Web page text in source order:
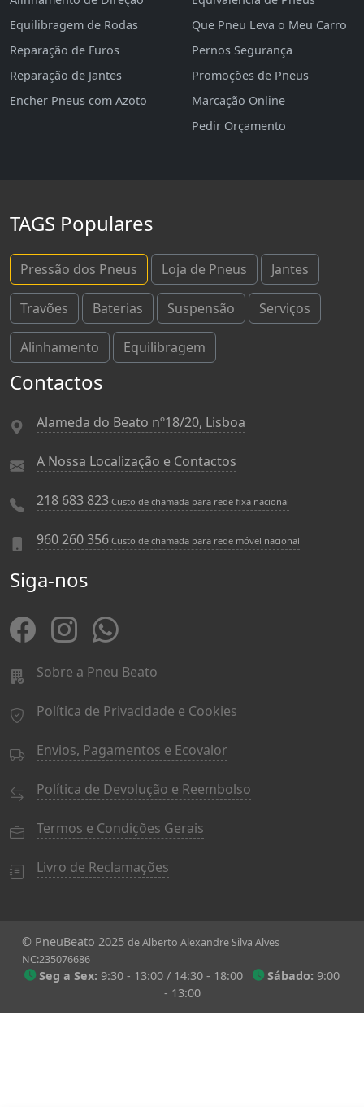
Equilibragem de Rodas
Reparação de Furos
Reparação de Jantes
Encher Pneus com Azoto
Que Pneu Leva o Meu Carro
Pernos Segurança
Promoções de Pneus
Marcação Online
Pedir Orçamento
TAGS Populares
Pressão dos Pneus Loja de Pneus Jantes
Travões Baterias Suspensão Serviços
Alinhamento Equilibragem
Contactos
Alameda do Beato nº18/20, Lisboa
A Nossa Localização e Contactos
218 683 823 Custo de chamada para rede fixa nacional
960 260 356 Custo de chamada para rede móvel nacional
Siga-nos
Sobre a Pneu Beato
Política de Privacidade e Cookies
Envios, Pagamentos e Ecovalor
Política de Devolução e Reembolso
Termos e Condições Gerais
Livro de Reclamações
© PneuBeato 2025 de Alberto Alexandre Silva Alves
NC:235076686
Seg a Sex: 9:30 - 13:00 / 14:30 - 18:00 Sábado: 9:00
- 13:00